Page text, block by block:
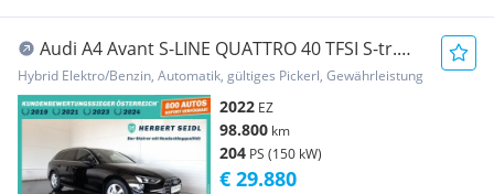
Audi A4 Avant S-LINE QUATTRO 40 TFSI S-tr.
*STANDHEI...
Hybrid Elektro/Benzin, Automatik, gültiges Pickerl, Gewährleistung
2022 EZ
98.800 km
204 PS (150 kW)
€ 29.880